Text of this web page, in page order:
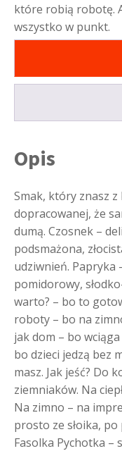
które robią robotę.
wszystko w punkt.
Opis
Smak, który znasz
dopracowanej, że
dumą. Czosnek –
podsmażona,
udziwnień. Papryka
pomidorowy,
warto? – bo to
roboty – bo na
jak dom – bo
bo dzieci jedzą bez
masz. Jak jeść? Do
ziemniaków. Na
Na zimno – na
prosto ze słoika,
Fasolka Pychotka –